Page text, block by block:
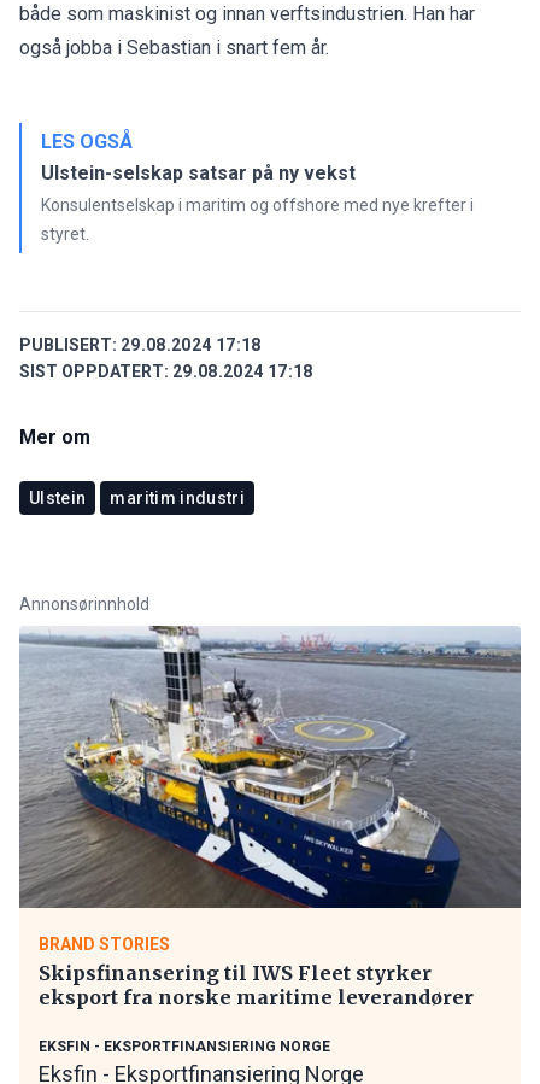
både som maskinist og innan verftsindustrien. Han har
også jobba i Sebastian i snart fem år.
LES OGSÅ
Ulstein-selskap satsar på ny vekst
Konsulentselskap i maritim og offshore med nye krefter i
styret.
PUBLISERT: 29.08.2024 17:18
SIST OPPDATERT: 29.08.2024 17:18
Mer om
Ulstein maritim industri
Annonsørinnhold
BRAND STORIES
Skipsfinansering til IWS Fleet styrker
eksport fra norske maritime leverandører
EKSFIN - EKSPORTFINANSIERING NORGE
Eksfin - Eksportfinansiering Norge